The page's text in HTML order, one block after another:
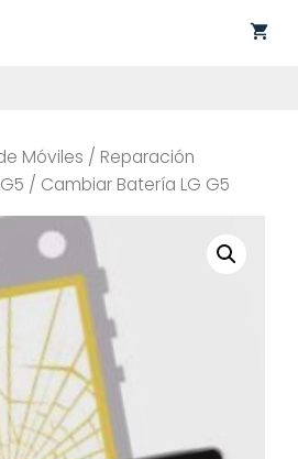
Móviles / Reparación
/ Cambiar Batería LG G5